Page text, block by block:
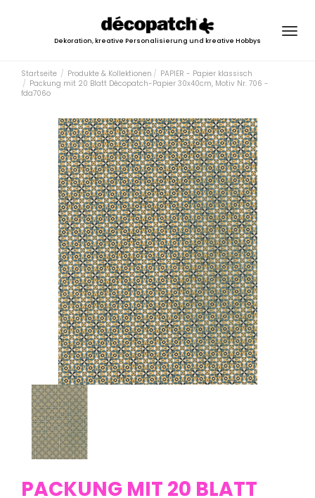
Dekoration, kreative Personalisierung und kreative Hobbys
Startseite Produkte & Kollektionen
PAPIER - Papier klassisch
Packung mit 20 Blatt Décopatch-Papier 30x40cm, Motiv Nr. 706 -
fda706o
PACKUNG MIT 20 BLATT